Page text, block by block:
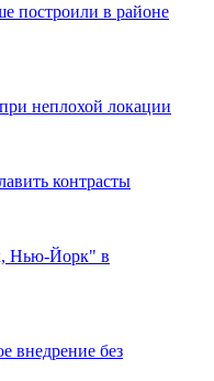
построили в районе
неплохой локации
контрасты
Нью-Йорк" в
внедрение без